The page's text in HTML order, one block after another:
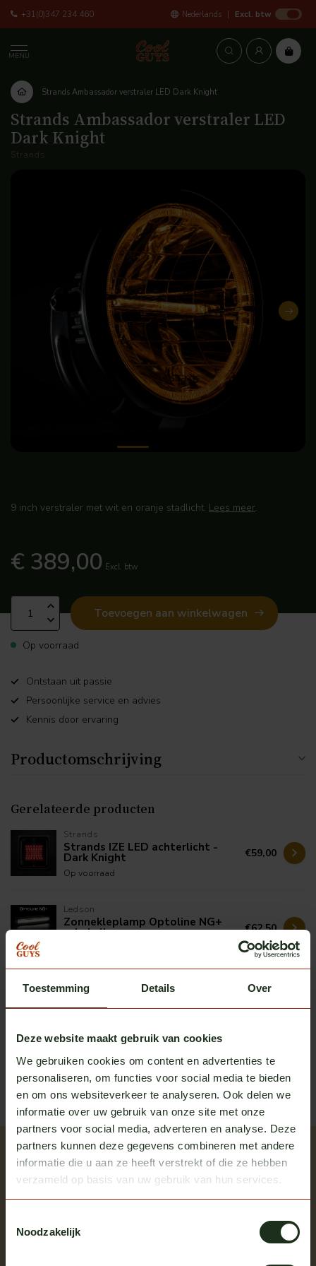
Toestemming Details Over
Deze website maakt gebruik van cookies
We gebruiken cookies om content en advertenties te
personaliseren, om functies voor social media te bieden
en om ons websiteverkeer te analyseren. Ook delen we
informatie over uw gebruik van onze site met onze
partners voor social media, adverteren en analyse. Deze
partners kunnen deze gegevens combineren met andere
informatie die u aan ze heeft verstrekt of die ze hebben
verzameld op basis van uw gebruik van hun services.
Noodzakelijk
+31(0)347 234 460 Nederlands Excl. btw
MENU
Strands Ambassador verstraler LED Dark Knight
Strands Ambassador verstraler LED
Dark Knight
Strands
9 inch verstraler met wit en oranje stadlicht. Lees meer.
€ 389,00 Excl. btw
Toevoegen aan winkelwagen
Op voorraad
Ontstaan uit passie
Persoonlijke service en advies
Kennis door ervaring
Productomschrijving
Gerelateerde producten
Strands
Strands IZE LED achterlicht -
Dark Knight
Op voorraad
€59,00
Ledson
Zonnekleplamp Optoline NG+
schakelbaar €62,50
Heb je vragen over dit product?
Of heb je hulp nodig bij het bestellen? We helpen je
neem contact op met ons
Recent bekeken
Bekijk alle producten